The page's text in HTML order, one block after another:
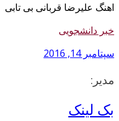
اهنگ علیرضا قربانی بی تابی
خبر دانشجویی
سپتامبر 14, 2016
مدیر:
بک لینک